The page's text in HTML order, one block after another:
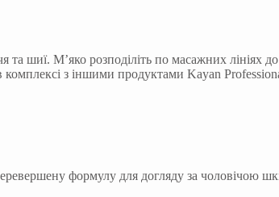
та шиї. М’яко розподіліть по масажних
комплексі з іншими продуктами Kayan
формулу для догляду за чоловічою